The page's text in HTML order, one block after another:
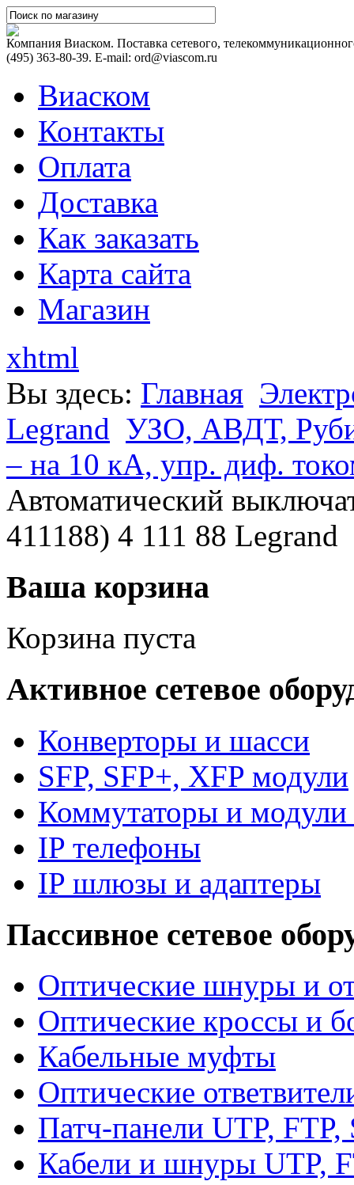
Компания Виаском. Поставка сетевого,
(495) 363-80-39. E-mail: ord@viascom.ru
Виаском
Контакты
Оплата
Доставка
Как заказать
Карта сайта
Магазин
xhtml
Вы здесь: Главная
Legrand УЗО, АВДТ,
– на 10 кА, упр. диф.
Автоматический
411188) 4 111 88 Legrand
Ваша корзина
Корзина пуста
Активное сетевое
Конверторы и шасси
SFP, SFP+, XFP модули
Коммутаторы и модули
IP телефоны
IP шлюзы и адаптеры
Пассивное сетевое
Оптические шнуры и
Оптические кроссы и
Кабельные муфты
Оптические
Патч-панели UTP, FTP,
Кабели и шнуры UTP,